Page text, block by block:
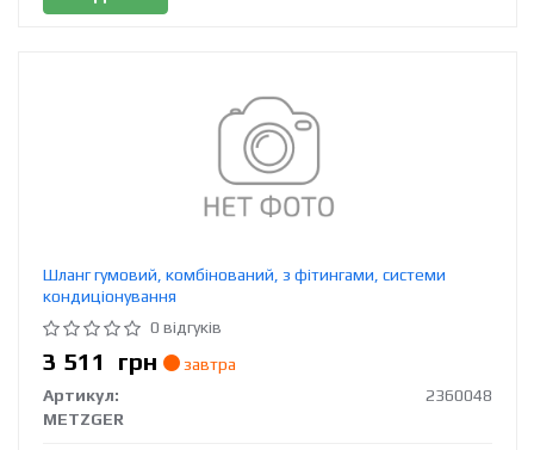
Шланг гумовий, комбінований, з фітингами, системи
кондиціонування
0 відгуків
3 511 грн
завтра
Артикул:
2360048
METZGER